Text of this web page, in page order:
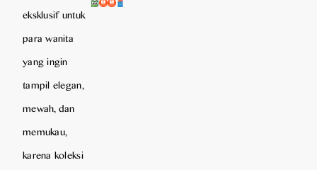
eksklusif untuk
para wanita
yang ingin
tampil elegan,
mewah, dan
memukau,
karena koleksi